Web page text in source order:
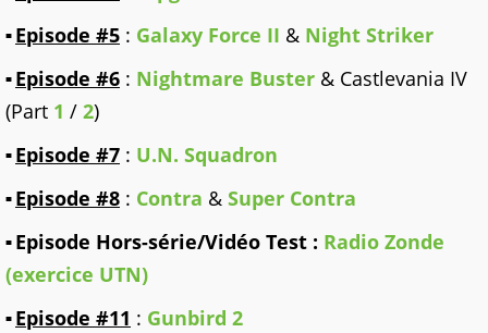
Episode #5 : Galaxy Force II & Night Striker
Episode #6 : Nightmare Buster & Castlevania IV
(Part 1 / 2)
Episode #7 : U.N. Squadron
Episode #8 : Contra & Super Contra
Episode Hors-série/Vidéo Test : Radio Zonde
(exercice UTN)
Episode #11 : Gunbird 2